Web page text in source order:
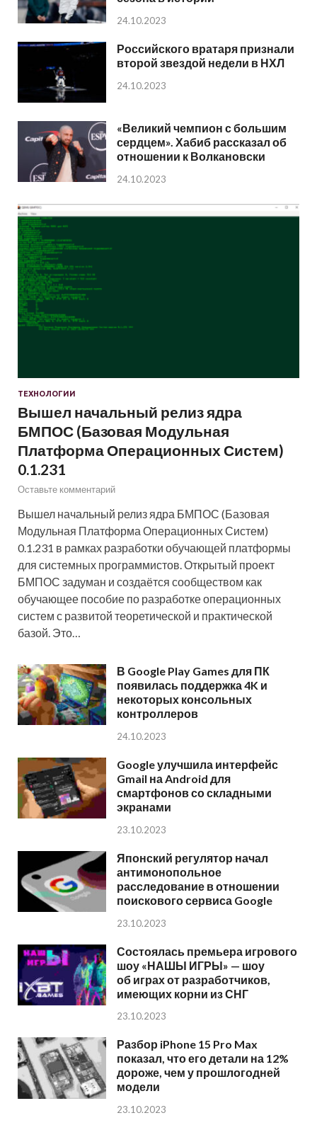
24.10.2023
Российского вратаря признали
второй звездой недели в НХЛ
24.10.2023
«Великий чемпион с большим
сердцем». Хабиб рассказал об
отношении к Волкановски
24.10.2023
ТЕХНОЛОГИИ
Вышел начальный релиз ядра
БМПОС (Базовая Модульная
Платформа Операционных Систем)
0.1.231
Оставьте комментарий
Вышел начальный релиз ядра БМПОС (Базовая
Модульная Платформа Операционных Систем)
0.1.231 в рамках разработки обучающей платформы
для системных программистов. Открытый проект
БМПОС задуман и создаётся сообществом как
обучающее пособие по разработке операционных
систем с развитой теоретической и практической
базой. Это…
В Google Play Games для ПК
появилась поддержка 4K и
некоторых консольных
контроллеров
24.10.2023
Google улучшила интерфейс
Gmail на Android для
смартфонов со складными
экранами
23.10.2023
Японский регулятор начал
антимонопольное
расследование в отношении
поискового сервиса Google
23.10.2023
Состоялась премьера игрового
шоу «НАШЫ ИГРЫ» — шоу
об играх от разработчиков,
имеющих корни из СНГ
23.10.2023
Разбор iPhone 15 Pro Max
показал, что его детали на 12%
дороже, чем у прошлогодней
модели
23.10.2023